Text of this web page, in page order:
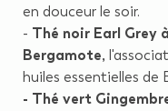
en douceur le soir.
- Thé noir Earl Grey
Bergamote,
huiles essentielles
- Thé vert